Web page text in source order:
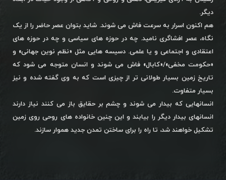
دیگر.
هم اکنون اسرار به سرعت فاش می شوند. شاید بتوان عصر حاضر را از یک
نگاه، عصر افشاگری نامید. چه در حوزه های سیاسی و چه در حوزه های
اعتقادی و اجتماعی و یا علمی. دسیسه هایی مثل «نظم نوین جهانی» و
«حکومت مخفی»/«کابال» فاش می شوند و انسان متوجه می شود که
تاریخ زمین بسیار طولانی تر از چیزی است که به وی گفته شده و نیز
بسیار متفاوت.
انسانهایی که بیدار می شوند و چشم بر حقایق باز می کنند نیاز دارند
انسانهای بیدار دیگر را بیابند و این چنین خانواده های روحی روی زمین
تشکیل خواهند شد، تا راه را برای ساختن تمدن جدید هموار سازند.